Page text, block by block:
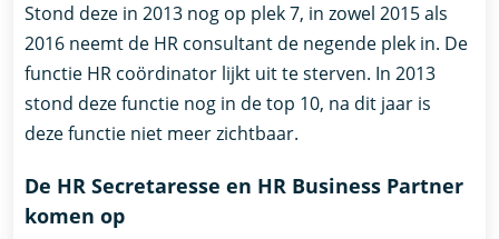
Stond deze in 2013 nog op plek 7, in zowel 2015 als
2016 neemt de HR consultant de negende plek in. De
functie HR coördinator lijkt uit te sterven. In 2013
stond deze functie nog in de top 10, na dit jaar is
deze functie niet meer zichtbaar.
De HR Secretaresse en HR Business Partner
komen op